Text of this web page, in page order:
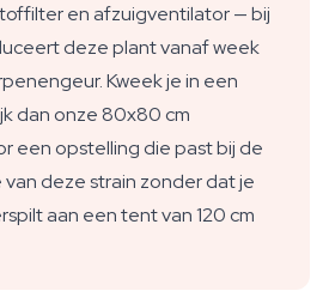
en afzuigventilator — bij
deze plant vanaf week
Kweek je in een
dan onze 80x80 cm
een opstelling die past bij de
deze strain zonder dat je
aan een tent van 120 cm